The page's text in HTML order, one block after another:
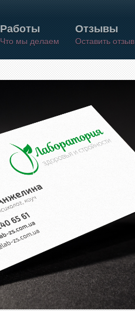
Работы
Что мы делаем
Отзывы
Оставить отзыв